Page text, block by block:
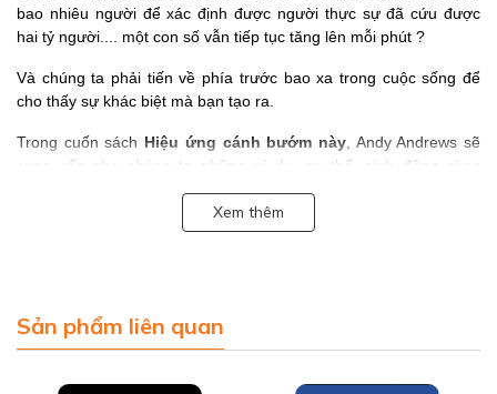
bao nhiêu người để xác định được người thực sự đã cứu được
hai tỷ người.... một con số vẫn tiếp tục tăng lên mỗi phút ?
Và chúng ta phải tiến về phía trước bao xa trong cuộc sống để
cho thấy sự khác biệt mà bạn tạo ra.
Trong cuốn sách Hiệu ứng cánh bướm này, Andy Andrews sẽ
cung cấp cho chúng ta những ví dụ, cụ thể, sinh động cùng
này. Chúng ta sẽ biết rằng, chính những hành động nhỏ bé của
mình sẽ là khởi nguồn của các kết quả lớn nhiều năm sau đó. Mọi
các yếu tố nguyên nhân rất nhỏ tạo thành một kết quả ngoài sức
tưởng tượng.
Xem thêm
Sản phẩm liên quan